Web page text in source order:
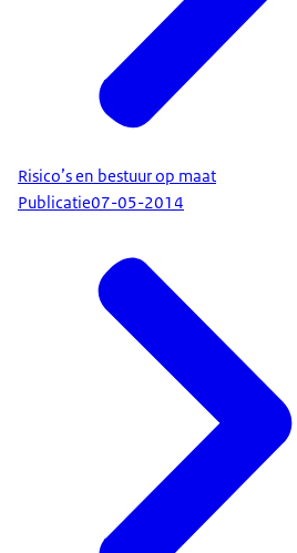
Risico’s en bestuur op maat
Publicatie07-05-2014